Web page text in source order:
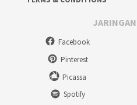
Facebook
Pinterest
Picassa
Spotify